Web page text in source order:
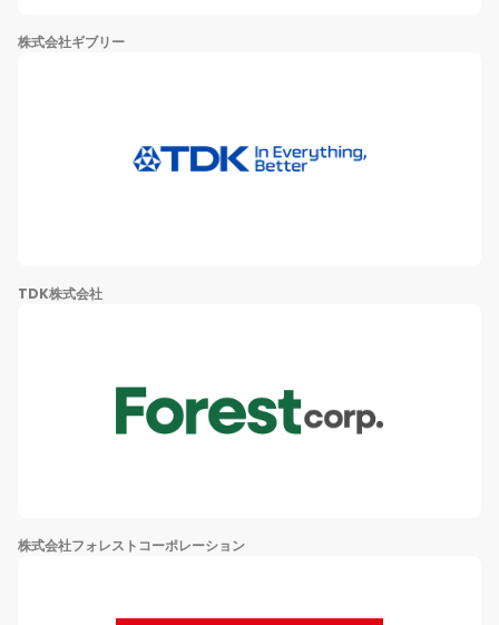
株式会社ギブリー
TDK株式会社
株式会社フォレストコーポレーション